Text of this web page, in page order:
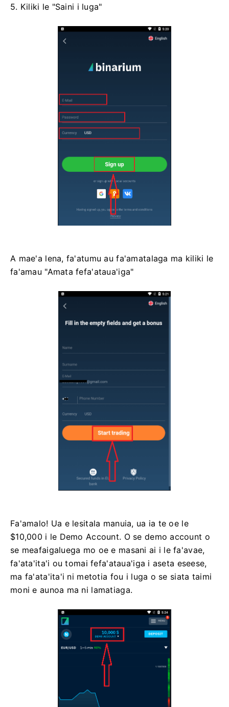
5. Kiliki le "Saini i luga"
A mae'a lena, fa'atumu au fa'amatalaga ma kiliki le
fa'amau "Amata fefa'ataua'iga"
Fa'amalo! Ua e lesitala manuia, ua ia te oe le
$10,000 i le Demo Account. O se demo account o
se meafaigaluega mo oe e masani ai i le fa'avae,
fa'ata'ita'i ou tomai fefa'ataua'iga i aseta eseese,
ma fa'ata'ita'i ni metotia fou i luga o se siata taimi
moni e aunoa ma ni lamatiaga.